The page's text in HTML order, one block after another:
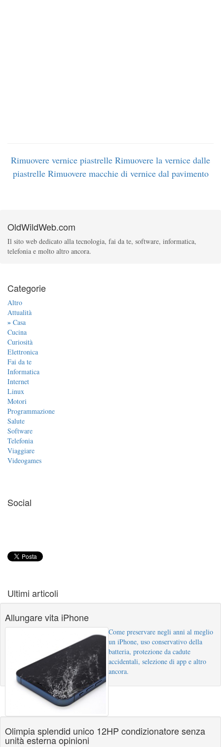
Rimuovere vernice piastrelle Rimuovere la vernice dalle
piastrelle Rimuovere macchie di vernice dal pavimento
OldWildWeb.com
Il sito web dedicato alla tecnologia, fai da te, software, informatica,
telefonia e molto altro ancora.
Categorie
Altro
Attualità
» Casa
Cucina
Curiosità
Elettronica
Fai da te
Informatica
Internet
Linux
Motori
Programmazione
Salute
Software
Telefonia
Viaggiare
Videogames
Social
Ultimi articoli
Allungare vita iPhone
Come preservare negli anni al meglio
un iPhone, uso conservativo della
batteria, protezione da cadute
accidentali, selezione di app e altro
ancora.
Olimpia splendid unico 12HP condizionatore senza
unità esterna opinioni